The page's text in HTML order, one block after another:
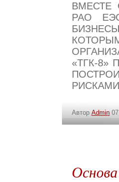
ВМЕСТЕ
РАО
«ТГК-8»
Автор Admin